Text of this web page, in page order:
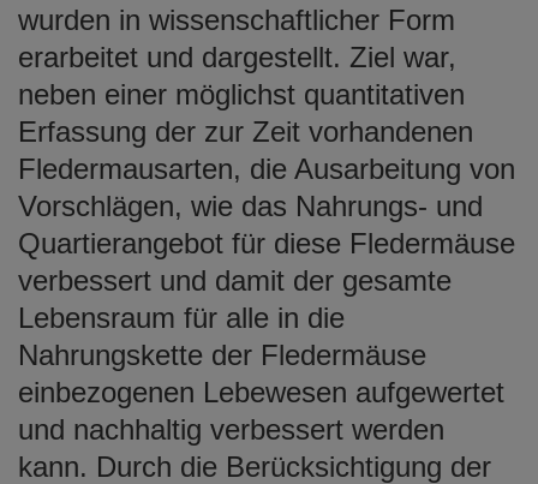
wurden in wissenschaftlicher Form
erarbeitet und dargestellt. Ziel war,
neben einer möglichst quantitativen
Erfassung der zur Zeit vorhandenen
Fledermausarten, die Ausarbeitung von
Vorschlägen, wie das Nahrungs- und
Quartierangebot für diese Fledermäuse
verbessert und damit der gesamte
Lebensraum für alle in die
Nahrungskette der Fledermäuse
einbezogenen Lebewesen aufgewertet
und nachhaltig verbessert werden
kann. Durch die Berücksichtigung der